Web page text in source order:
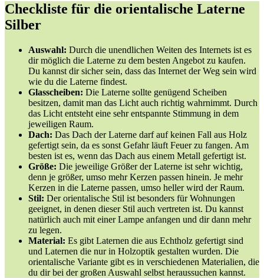
Checkliste für die orientalische Laterne
Silber
Auswahl: Durch die unendlichen Weiten des Internets ist es
dir möglich die Laterne zu dem besten Angebot zu kaufen.
Du kannst dir sicher sein, dass das Internet der Weg sein wird
wie du die Laterne findest.
Glasscheiben: Die Laterne sollte genügend Scheiben
besitzen, damit man das Licht auch richtig wahrnimmt. Durch
das Licht entsteht eine sehr entspannte Stimmung in dem
jeweiligen Raum.
Dach: Das Dach der Laterne darf auf keinen Fall aus Holz
gefertigt sein, da es sonst Gefahr läuft Feuer zu fangen. Am
besten ist es, wenn das Dach aus einem Metall gefertigt ist.
Größe: Die jeweilige Größer der Laterne ist sehr wichtig,
denn je größer, umso mehr Kerzen passen hinein. Je mehr
Kerzen in die Laterne passen, umso heller wird der Raum.
Stil: Der orientalische Stil ist besonders für Wohnungen
geeignet, in denen dieser Stil auch vertreten ist. Du kannst
natürlich auch mit einer Lampe anfangen und dir dann mehr
zu legen.
Material: Es gibt Laternen die aus Echtholz gefertigt sind
und Laternen die nur in Holzoptik gestalten wurden. Die
orientalische Variante gibt es in verschiedenen Materialien, die
du dir bei der großen Auswahl selbst heraussuchen kannst.